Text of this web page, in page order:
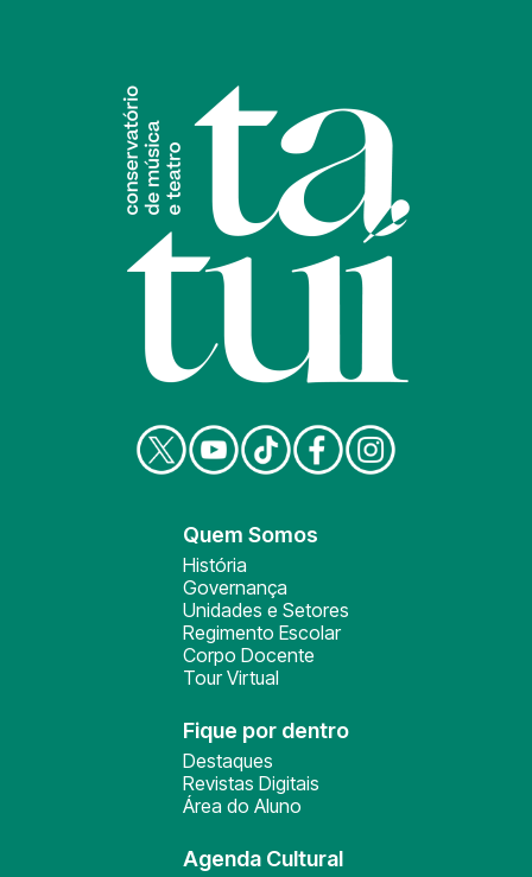
Quem Somos
História
Governança
Unidades e Setores
Regimento Escolar
Corpo Docente
Tour Virtual
Fique por dentro
Destaques
Revistas Digitais
Área do Aluno
Agenda Cultural